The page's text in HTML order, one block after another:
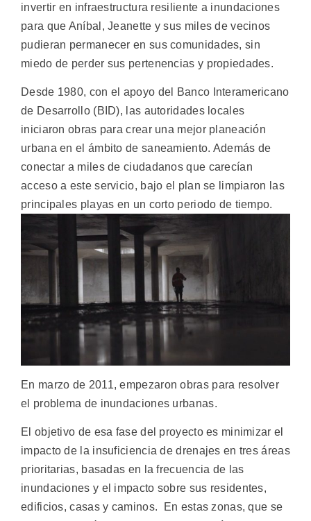
invertir en infraestructura resiliente a inundaciones
para que Aníbal, Jeanette y sus miles de vecinos
pudieran permanecer en sus comunidades, sin
miedo de perder sus pertenencias y propiedades.
Desde 1980, con el apoyo del Banco Interamericano
de Desarrollo (BID), las autoridades locales
iniciaron obras para crear una mejor planeación
urbana en el ámbito de saneamiento. Además de
conectar a miles de ciudadanos que carecían
acceso a este servicio, bajo el plan se limpiaron las
principales playas en un corto periodo de tiempo.
En marzo de 2011, empezaron obras para resolver
el problema de inundaciones urbanas.
El objetivo de esa fase del proyecto es minimizar el
impacto de la insuficiencia de drenajes en tres áreas
prioritarias, basadas en la frecuencia de las
inundaciones y el impacto sobre sus residentes,
edificios, casas y caminos. En estas zonas, que se